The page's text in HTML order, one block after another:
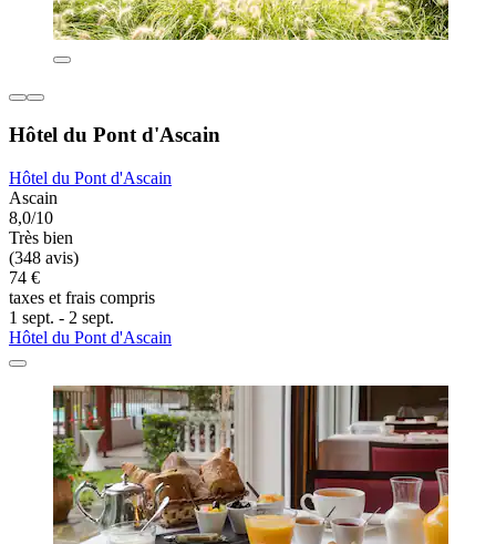
Hôtel du Pont d'Ascain
Hôtel du Pont d'Ascain
Ascain
8,0/10
Très bien
(348 avis)
74 €
taxes et frais compris
1 sept. - 2 sept.
Hôtel du Pont d'Ascain